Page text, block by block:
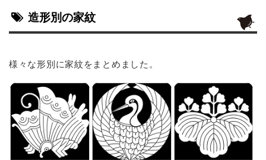
造形別の家紋
様々な形別に家紋をまとめました。